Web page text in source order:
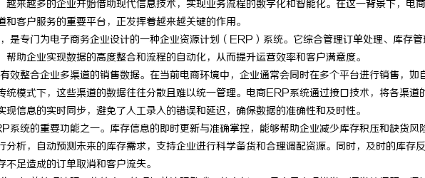
越来越多的企业开始借助现代信息技术，实现业务流程的数字化和智能化。在这一背景下，电
客户服务的重要平台，正发挥着越来越关键的作用。
是专门为电子商务企业设计的一种企业资源计划（ERP）系统。它综合管理订单处理、库存管
帮助企业实现数据的高度整合和流程的自动化，从而提升运营效率和客户满意度。
效整合企业多渠道的销售数据。在当前电商环境中，企业通常会同时在多个平台进行销售，如
统模式下，这些渠道的数据往往分散且难以统一管理。电商ERP系统通过接口技术，将各渠道
现信息的实时同步，避免了人工录入的错误和延迟，确保数据的准确性和及时性。
系统的重要功能之一。库存信息的即时更新与准确掌控，能够帮助企业减少库存积压和缺货风
分析，自动预测未来的库存需求，支持企业进行科学备货和合理调配资源。同时，及时的库存
足造成的订单取消和客户流失。